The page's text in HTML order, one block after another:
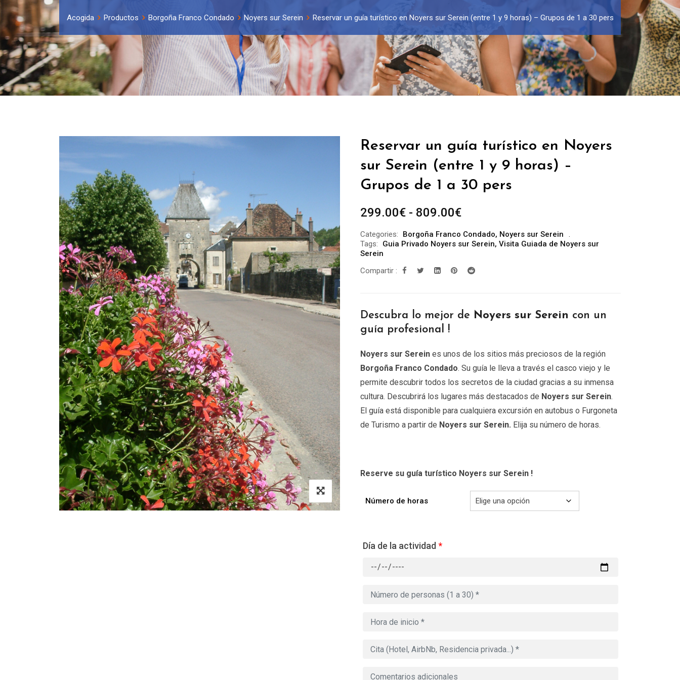
Acogida Productos Borgoña Franco Condado Noyers sur Serein Reservar un guía turístico en Noyers sur Serein (entre 1 y 9 horas) – Grupos de 1 a 30 pers
Reservar un guía turístico en Noyers
sur Serein (entre 1 y 9 horas) –
Grupos de 1 a 30 pers
299.00€ - 809.00€Rango
precios:
299.00€
Categories: Borgoña Franco Condado, Noyers sur Serein
Tags:
Guia Privado Noyers sur Serein, Visita Guiada de Noyers sur
Serein
Compartir :
Descubra lo mejor de Noyers sur Serein con un
guía profesional !
Noyers sur Serein es unos de los sitios más preciosos de la región
Borgoña Franco Condado. Su guía le lleva a través el casco viejo y le
permite descubrir todos los secretos de la ciudad gracias a su inmensa
cultura. Descubrirá los lugares más destacados de Noyers sur Serein.
El guía está disponible para cualquiera excursión en autobus o Furgoneta
de Turismo a partir de Noyers sur Serein. Elija su número de horas.
Reserve su guía turístico Noyers sur Serein !
Número de horas
Día de la actividad *